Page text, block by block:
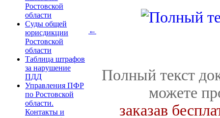
Ростовской
области
Суды общей
юрисдикции
Ростовской
области
Таблица штрафов
за нарушение
ПДД
Управления ПФР
по Ростовской
области.
Контакты и
←
Полный текст
можете
заказав